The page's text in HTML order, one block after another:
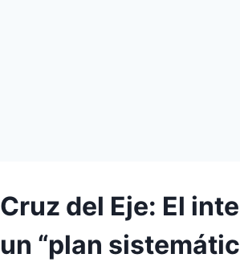
Cruz del Eje: El
un “plan